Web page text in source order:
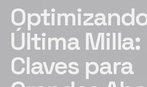
Última Milla:
Claves para